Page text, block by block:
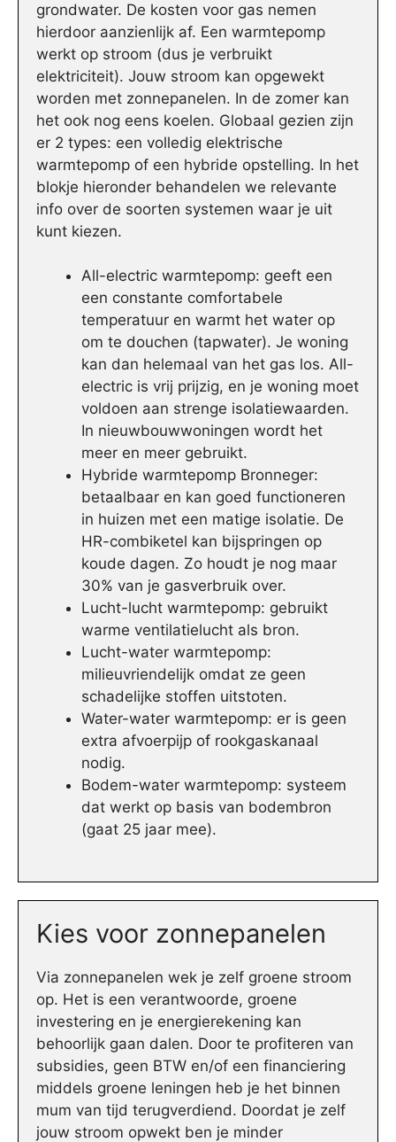
grondwater. De kosten voor gas nemen
hierdoor aanzienlijk af. Een warmtepomp
werkt op stroom (dus je verbruikt
elektriciteit). Jouw stroom kan opgewekt
worden met zonnepanelen. In de zomer kan
het ook nog eens koelen. Globaal gezien zijn
er 2 types: een volledig elektrische
warmtepomp of een hybride opstelling. In het
blokje hieronder behandelen we relevante
info over de soorten systemen waar je uit
kunt kiezen.
All-electric warmtepomp: geeft een
een constante comfortabele
temperatuur en warmt het water op
om te douchen (tapwater). Je woning
kan dan helemaal van het gas los. All-
electric is vrij prijzig, en je woning moet
voldoen aan strenge isolatiewaarden.
In nieuwbouwwoningen wordt het
meer en meer gebruikt.
Hybride warmtepomp Bronneger:
betaalbaar en kan goed functioneren
in huizen met een matige isolatie. De
HR-combiketel kan bijspringen op
koude dagen. Zo houdt je nog maar
30% van je gasverbruik over.
Lucht-lucht warmtepomp: gebruikt
warme ventilatielucht als bron.
Lucht-water warmtepomp:
milieuvriendelijk omdat ze geen
schadelijke stoffen uitstoten.
Water-water warmtepomp: er is geen
extra afvoerpijp of rookgaskanaal
nodig.
Bodem-water warmtepomp: systeem
dat werkt op basis van bodembron
(gaat 25 jaar mee).
Kies voor zonnepanelen
Via zonnepanelen wek je zelf groene stroom
op. Het is een verantwoorde, groene
investering en je energierekening kan
behoorlijk gaan dalen. Door te profiteren van
subsidies, geen BTW en/of een financiering
middels groene leningen heb je het binnen
mum van tijd terugverdiend. Doordat je zelf
jouw stroom opwekt ben je minder